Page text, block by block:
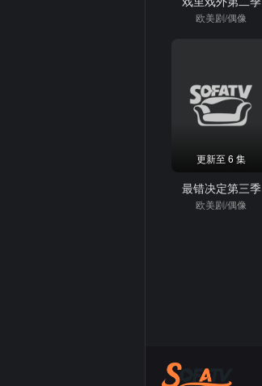
欧美剧/偶像
更新至 6 集
最错决定第三季
欧美剧/偶像